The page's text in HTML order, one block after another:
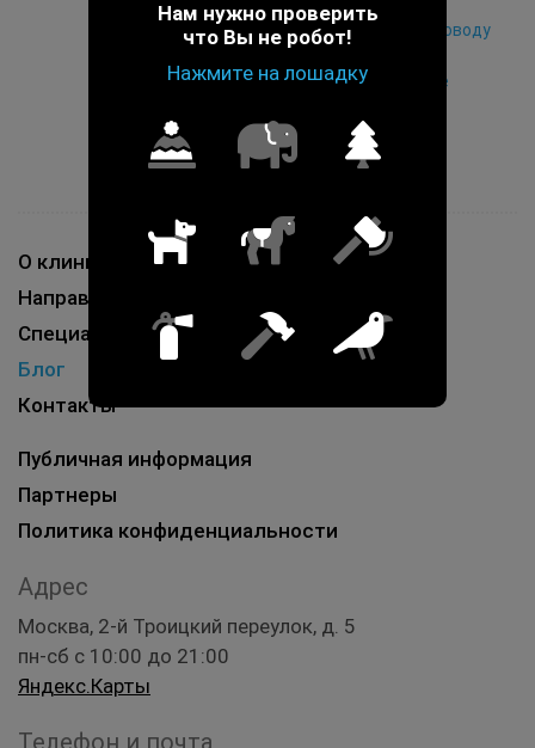
#Консультации по поводу
близких
#Психопросвещение
О клинике
Направления работы
Специалисты
Блог
Контакты
Публичная информация
Партнеры
Политика конфиденциальности
Адрес
Москва, 2-й Троицкий переулок, д. 5
пн-сб с 10:00 до 21:00
Яндекс.Карты
Нам нужно проверить
что Вы не робот!
Нажмите на лошадку